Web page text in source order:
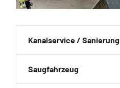
Kanalservice / Sanierung
Saugfahrzeug